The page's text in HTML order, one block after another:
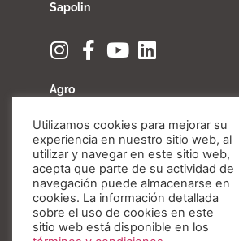
Sapolin
Agro
Fibratore
Utilizamos cookies para mejorar su
experiencia en nuestro sitio web, al
utilizar y navegar en este sitio web,
acepta que parte de su actividad de
navegación puede almacenarse en
cookies. La información detallada
sobre el uso de cookies en este
sitio web está disponible en los